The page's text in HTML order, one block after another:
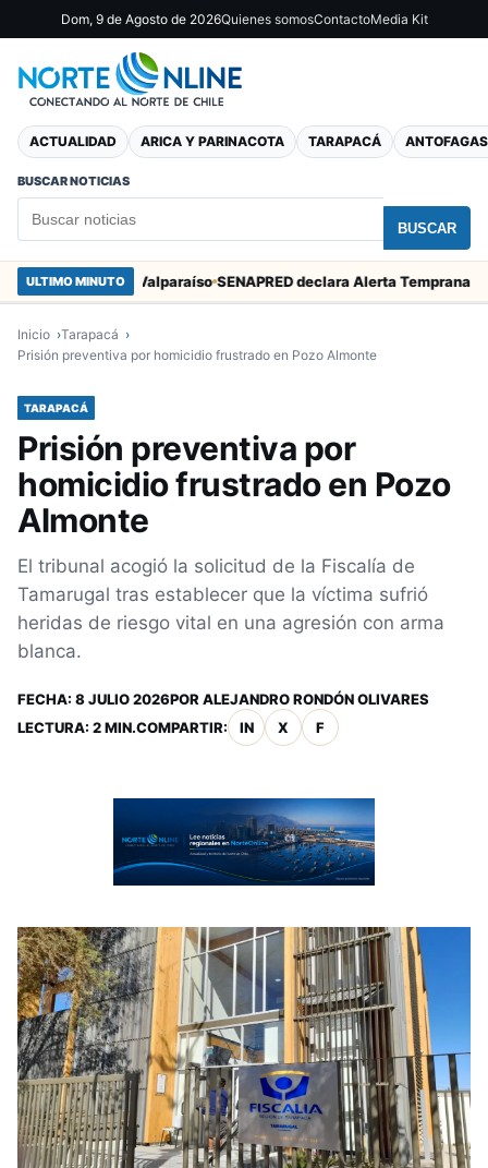
Dom, 9 de Agosto de 2026Quienes somosContactoMedia Kit
ACTUALIDAD ARICA Y PARINACOTA TARAPACÁ
BUSCAR NOTICIAS
BUSCAR
ULTIMO MINUTO
Marcos en Valparaíso
Inicio
Tarapacá
Prisión preventiva por homicidio frustrado en Pozo Almonte
TARAPACÁ
Prisión preventiva por
homicidio frustrado en Pozo
Almonte
El tribunal acogió la solicitud de la Fiscalía de
Tamarugal tras establecer que la víctima sufrió
heridas de riesgo vital en una agresión con arma
blanca.
FECHA: 8 JULIO 2026POR ALEJANDRO RONDÓN OLIVARES
LECTURA: 2 MIN.COMPARTIR: IN X F